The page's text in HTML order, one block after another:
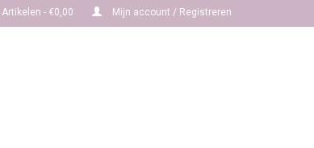
Artikelen - €0,00 Mijn account / Registreren